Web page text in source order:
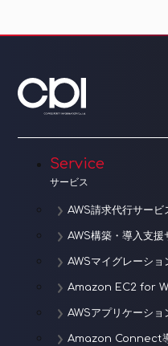
ビ
ゲ
ー
シ
ョ Service
サービス
AWS請求代行サービ
AWS構築・導入支援
AWSマイグレーショ
Amazon EC2 for
AWSアプリケーショ
Amazon Connect